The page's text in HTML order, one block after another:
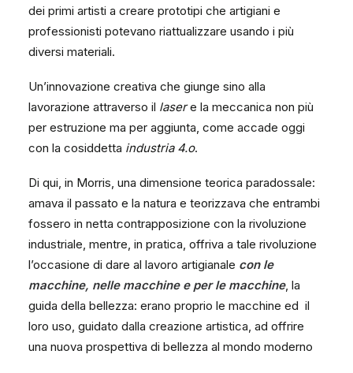
dei primi artisti a creare prototipi che artigiani e
professionisti potevano riattualizzare usando i più
diversi materiali.
Un’innovazione creativa che giunge sino alla
lavorazione attraverso il lasere la meccanica non più
per estruzione ma per aggiunta, come accade oggi
con la cosiddetta industria 4.o.
Di qui, in Morris, una dimensione teorica paradossale:
amava il passato e la natura e teorizzava che entrambi
fossero in netta contrapposizione con la rivoluzione
industriale, mentre, in pratica, offriva a tale rivoluzione
l’occasione di dare al lavoro artigianale con le
macchine, nelle macchine e per le macchine, la
guida della bellezza: erano proprio le macchine ed il
loro uso, guidato dalla creazione artistica, ad offrire
una nuova prospettiva di bellezza al mondo moderno